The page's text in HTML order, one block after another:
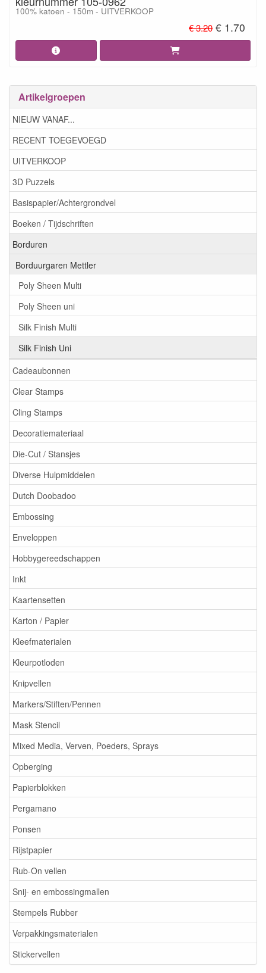
Artikelgroepen
NIEUW VANAF...
RECENT TOEGEVOEGD
UITVERKOOP
3D Puzzels
Basispapier/Achtergrondvel
Boeken / Tijdschriften
Borduren
Borduurgaren Mettler
Poly Sheen Multi
Poly Sheen uni
Silk Finish Multi
Silk Finish Uni
Cadeaubonnen
Clear Stamps
Cling Stamps
Decoratiemateriaal
Die-Cut / Stansjes
Diverse Hulpmiddelen
Dutch Doobadoo
Embossing
Enveloppen
Hobbygereedschappen
Inkt
Kaartensetten
Karton / Papier
Kleefmaterialen
Kleurpotloden
Knipvellen
Markers/Stiften/Pennen
Mask Stencil
Mixed Media, Verven, Poeders, Sprays
Opberging
Papierblokken
Pergamano
Ponsen
Rijstpapier
Rub-On vellen
Snij- en embossingmallen
Stempels Rubber
Verpakkingsmaterialen
Stickervellen
100% katoen - 150m - UITVERKOOP
€ 3.20 € 1.70